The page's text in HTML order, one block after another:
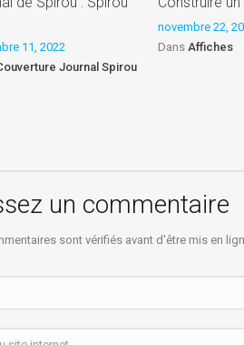
11, 2022
Journal Spirou
novembre 22,
Dans Affiches
un commentaire
sont vérifiés avant d'être mis en